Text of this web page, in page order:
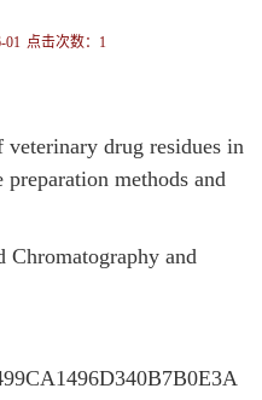
01 点击次数： 1
drug residues in
methods and
and